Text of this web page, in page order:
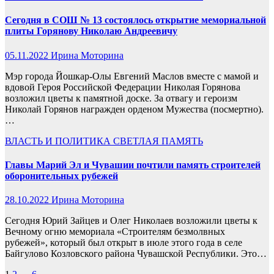
Сегодня в СОШ № 13 состоялось открытие мемориальной
плиты Горянову Николаю Андреевичу
05.11.2022 Ирина Моторина
Мэр города Йошкар-Олы Евгений Маслов вместе с мамой и
вдовой Героя Российской Федерации Николая Горянова
возложил цветы к памятной доске. За отвагу и героизм
Николай Горянов награжден орденом Мужества (посмертно).
…
ВЛАСТЬ И ПОЛИТИКА СВЕТЛАЯ ПАМЯТЬ
Главы Марий Эл и Чувашии почтили память строителей
оборонительных рубежей
28.10.2022 Ирина Моторина
Сегодня Юрий Зайцев и Олег Николаев возложили цветы к
Вечному огню мемориала «Строителям безмолвных
рубежей», который был открыт в июле этого года в селе
Байгулово Козловского района Чувашской Республики. Это…